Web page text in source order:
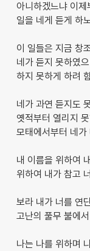
아니하겠느냐 이
일을 네게 듣게 하
이 일들은 지금 창
네가 듣지 못하였
하지 못하게 하려
네가 과연 듣지도
옛적부터 열리지
모태에서부터 네
내 이름을 위하여
위하여 내가 참고
보라 내가 너를 연
고난의 풀무 불에
나는 나를 위하며